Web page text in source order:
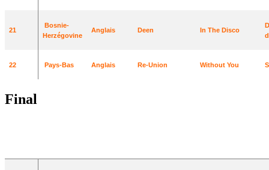
21
Bosnie-
Herzégovine
Anglais Deen In TheDisco
22 Pays-Bas Anglais Re-Union Without You
Final